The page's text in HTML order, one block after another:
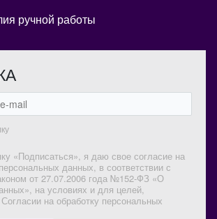
ручной работы
«Подписаться», я даю свое согласие на
данных, в соответствии с
от 27.07.2006 года №152-ФЗ «О
на условиях и для целей,
на обработку персональных